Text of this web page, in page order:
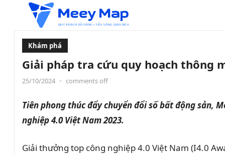
Khám phá
Giải pháp tra cứu quy hoạch thông
25/10/2024 • comments off
Tiên phong thúc đẩy chuyển đổi số bất động sản,
nghiệp 4.0 Việt Nam 2023.
Giải thưởng top công nghiệp 4.0 Việt Nam (I4.0